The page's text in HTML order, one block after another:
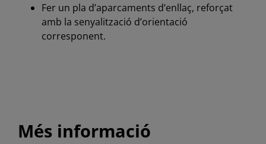
Fer un pla d’aparcaments d’enllaç, reforçat
amb la senyalització d’orientació
corresponent.
Més informació